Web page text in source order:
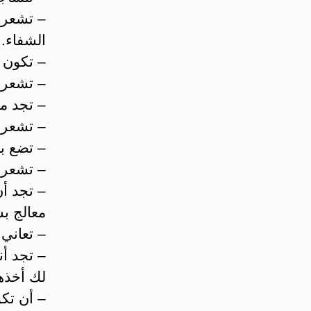
–
الشفاء.
– تكون
– تشعر
– تجد
– تشعر
– تضع
– تشعر
– تجد
معالج
–
– تجد
لك
– أن